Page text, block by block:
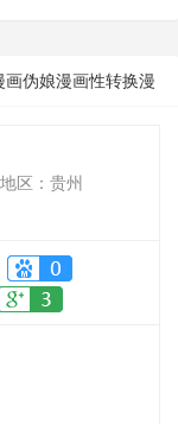
伪娘漫画性转换漫
区：贵州